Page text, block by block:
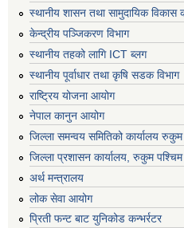
स्थानीय शासन तथा सामुदायिक विकास
केन्द्रीय पञ्जिकरण विभाग
स्थानीय तहको लागि ICT ब्लग
स्थानीय पूर्वाधार तथा कृषि सडक विभाग
राष्ट्रिय योजना आयोग
नेपाल कानुन आयोग
जिल्ला समन्वय समितिको कार्यालय रुकुम
जिल्ला प्रशासन कार्यालय, रुकुम पश्चिम
अर्थ मन्त्रालय
लोक सेवा आयोग
प्रिती फन्ट बाट युनिकोड कन्भर्रटर